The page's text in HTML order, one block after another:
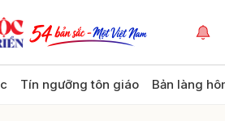
Tín ngưỡng tôn giáo Bản làng